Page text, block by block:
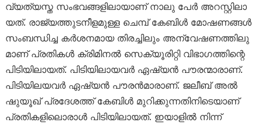
വ്യ​ത്യ​സ്ത സം​ഭ​വ​ങ്ങ​ളി​ലാ​യാണ് നാ​ലു പേ​ർ അ​റ​സ്റ്റി​ലാ​
യത്. രാ​ജ്യ​ത്തു​ട​നീ​ള​മു​ള്ള ചെ​മ്പ് കേ​ബി​ൾ മോ​ഷ​ണ​ങ്ങ​ൾ
സം​ബ​ന്ധി​ച്ച ക​ർ​ശ​ന​മാ​യ തി​ര​ച്ചി​ലും അ​ന്വേ​ഷ​ണ​ത്തി​ലു​
മാ​ണ് പ്ര​തി​ക​ൾ ക്രി​മി​ന​ൽ സെ​ക്യൂ​രി​റ്റി വി​ഭാ​ഗ​ത്തി​ന്റെ
പി​ടി​യി​ലാ​യ​ത്. പി​ടി​യി​ലാ​യ​വ​ർ ഏ​ഷ്യ​ൻ പൗ​ര​ന്മാ​രാ​ണ്.
പിടിയിലയവർ ഏഷ്യൻ പൗരൻമാരാണ്. ജലീബ് അൽ
ഷുയൂഖ് പ്രദേശത്ത് കേബിൾ മുറിക്കുന്നതിനിടെയാണ്
പ്രതികളിലൊരാൾ പിടിയിലായത്. ഇയാളിൽ നിന്ന്